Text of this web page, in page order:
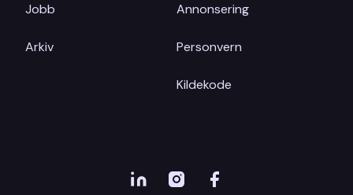
Jobb
Arkiv
Annonsering
Personvern
Kildekode